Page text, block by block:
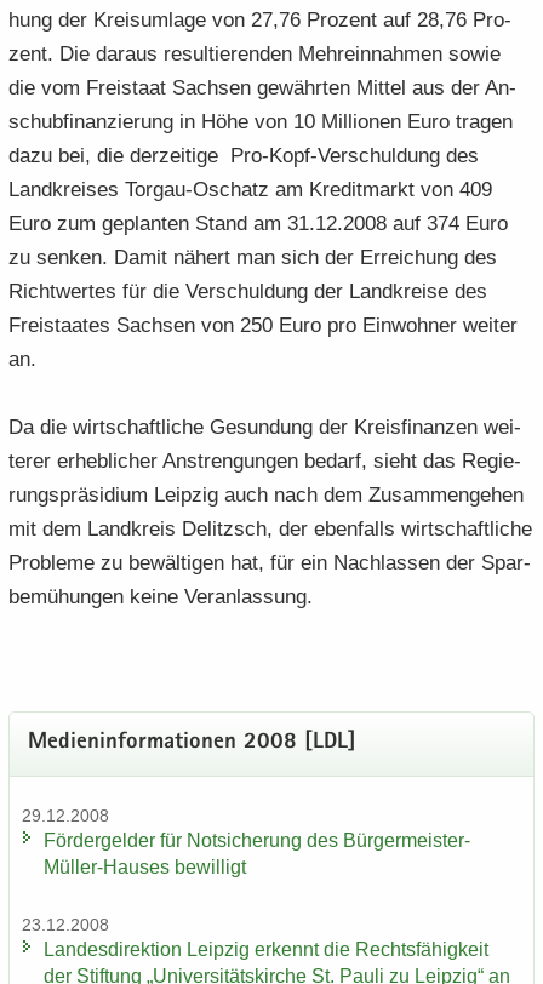
hung der Kreis­um­la­ge von 27,76 Pro­zent auf 28,76 Pro­
zent. Die dar­aus re­sul­tie­ren­den Mehr­ein­nah­men sowie
die vom Frei­staat Sach­sen ge­währ­ten Mit­tel aus der An­
schub­fi­nan­zie­rung in Höhe von 10 Mil­lio­nen Euro tra­gen
dazu bei, die der­zei­ti­ge Pro-​Kopf-Verschuldung des
Land­krei­ses Torgau-​Oschatz am Kre­dit­markt von 409
Euro zum ge­plan­ten Stand am 31.12.2008 auf 374 Euro
zu sen­ken. Damit nä­hert man sich der Er­rei­chung des
Richt­wer­tes für die Ver­schul­dung der Land­krei­se des
Frei­staa­tes Sach­sen von 250 Euro pro Ein­woh­ner wei­ter
an.
Da die wirt­schaft­li­che Ge­sun­dung der Kreis­fi­nan­zen wei­
te­rer er­heb­li­cher An­stren­gun­gen be­darf, sieht das Re­gie­
rungs­prä­si­di­um Leip­zig auch nach dem Zu­sam­men­ge­hen
mit dem Land­kreis De­litzsch, der eben­falls wirt­schaft­li­che
Pro­ble­me zu be­wäl­ti­gen hat, für ein Nach­las­sen der Spar­
be­mü­hun­gen keine Ver­an­las­sung.
Me­di­en­in­for­ma­tio­nen 2008 [LDL]
29.12.2008
För­der­gel­der für Not­si­che­rung des Bürgermeister-​
Müller-Hauses be­wil­ligt
23.12.2008
Lan­des­di­rek­ti­on Leip­zig er­kennt die Rechts­fä­hig­keit
der Stif­tung „Uni­ver­si­täts­kir­che St. Pauli zu Leip­zig“ an